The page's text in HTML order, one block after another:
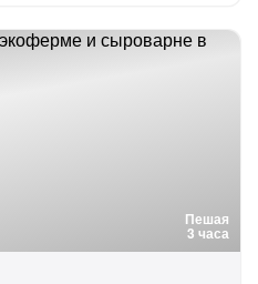
Пешая
3 часа